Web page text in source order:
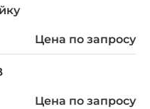
Цена по запросу
Цена по запросу